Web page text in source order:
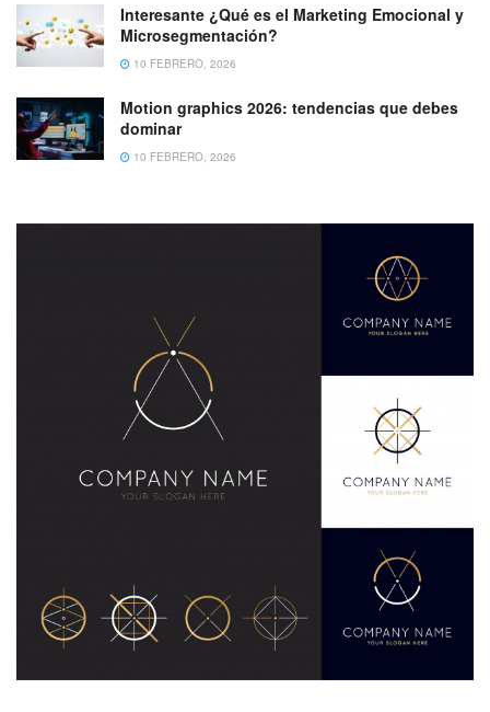
Interesante ¿Qué es el Marketing Emocional y
Microsegmentación?
10 FEBRERO, 2026
Motion graphics 2026: tendencias que debes
dominar
10 FEBRERO, 2026